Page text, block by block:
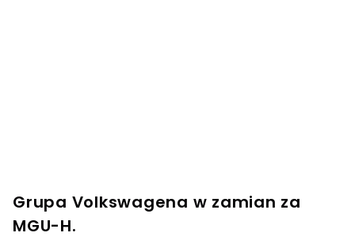
Grupa Volkswagena w zamian za
MGU-H.